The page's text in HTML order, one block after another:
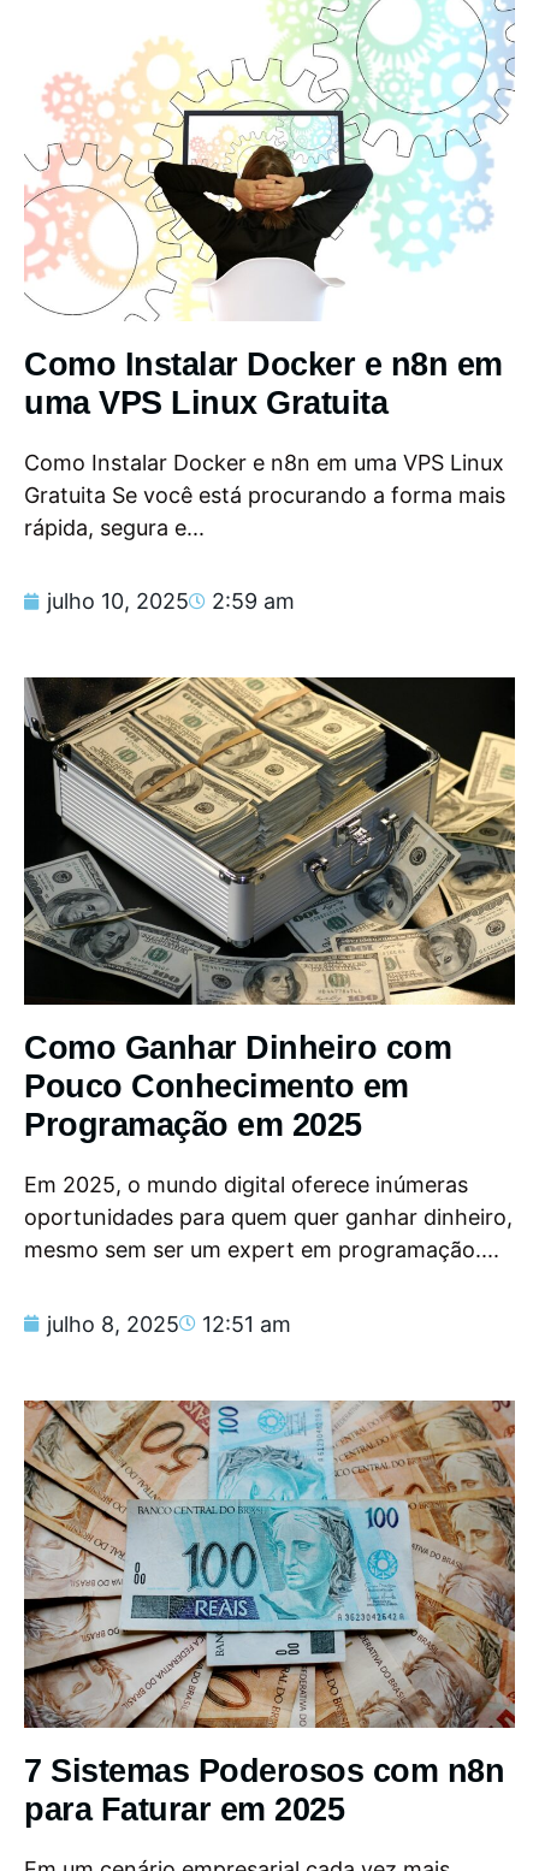
Como Instalar Docker e n8n em
uma VPS Linux Gratuita
Como Instalar Docker e n8n em uma VPS Linux
Gratuita Se você está procurando a forma mais
rápida, segura e...
julho 10, 2025 2:59 am
Como Ganhar Dinheiro com
Pouco Conhecimento em
Programação em 2025
Em 2025, o mundo digital oferece inúmeras
oportunidades para quem quer ganhar dinheiro,
mesmo sem ser um expert em programação....
julho 8, 2025 12:51 am
7 Sistemas Poderosos com n8n
para Faturar em 2025